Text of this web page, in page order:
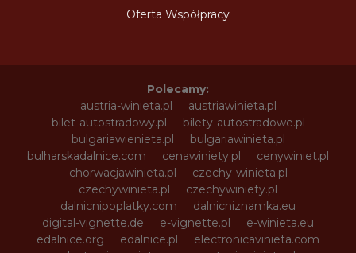
Oferta Współpracy
Polecamy:
austria-winieta.pl
austriawinieta.pl
bilet-autostradowy.pl
bilety-autostradowe.pl
bulgariawienieta.pl
bulgariawinieta.pl
bulharskadalnice.com
cenawiniety.pl
cenywiniet.pl
chorwacjawinieta.pl
czechy-winieta.pl
czechywinieta.pl
czechywiniety.pl
dalnicnipoplatky.com
dalnicniznamka.eu
digital-vignette.de
e-vignette.pl
e-winieta.eu
edalnice.org
edalnice.pl
electronicavinieta.com